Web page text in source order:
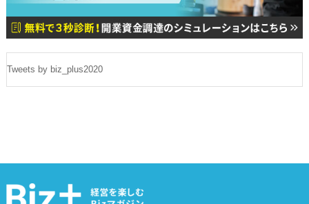
Tweets by biz_plus2020